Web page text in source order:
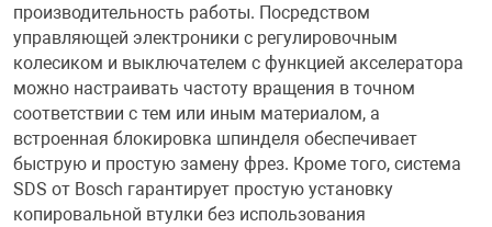
производительность работы. Посредством
управляющей электроники с регулировочным
колесиком и выключателем с функцией акселератора
можно настраивать частоту вращения в точном
соответствии с тем или иным материалом, а
встроенная блокировка шпинделя обеспечивает
быструю и простую замену фрез. Кроме того, система
SDS от Bosch гарантирует простую установку
копировальной втулки без использования